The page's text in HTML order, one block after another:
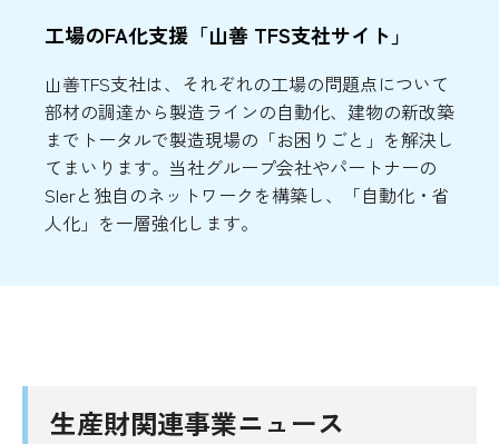
工場のFA化支援「山善 TFS支社サイト」
山善TFS支社は、それぞれの工場の問題点について
部材の調達から製造ラインの自動化、建物の新改築
までトータルで製造現場の「お困りごと」を解決し
てまいります。当社グループ会社やパートナーの
SIerと独自のネットワークを構築し、「自動化・省
人化」を一層強化します。
生産財関連事業ニュース